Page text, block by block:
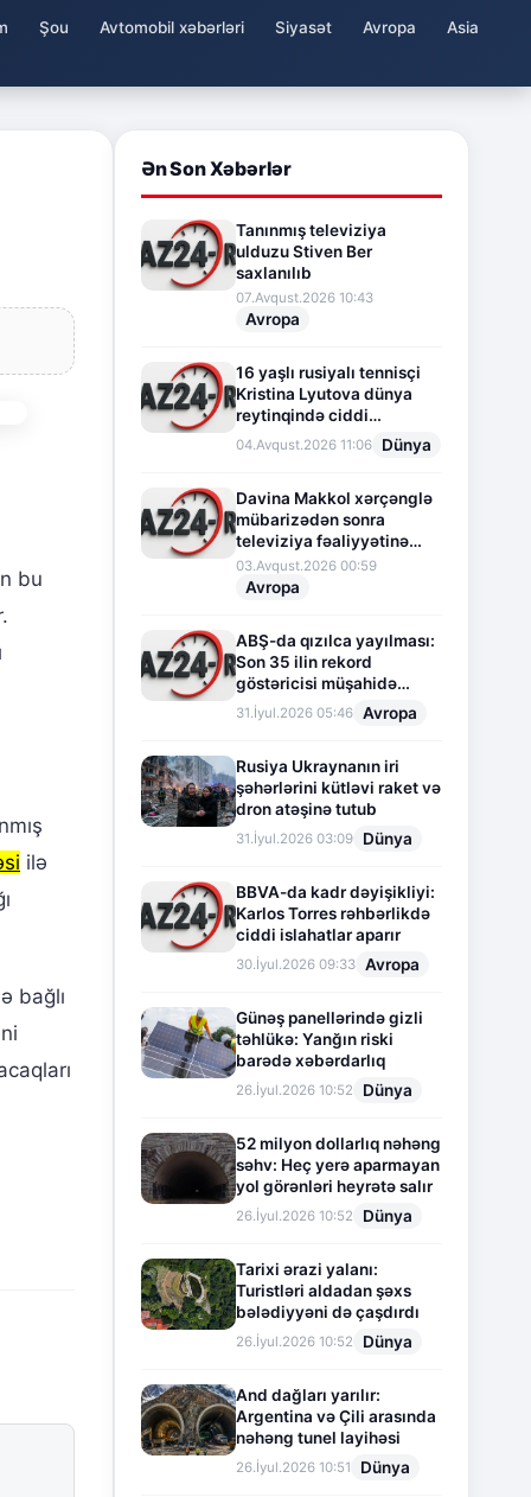
Şou Avtomobil xəbərləri Siyasət Avropa
Asia
bu
ilə
bağlı
Ən Son Xəbərlər
Tanınmış televiziya
ulduzu Stiven Ber
saxlanılıb
07.Avqust.2026 10:43
Avropa
16 yaşlı rusiyalı tennisçi
Kristina Lyutova dünya
reytinqində ciddi
irəliləyişə imza atdı
04.Avqust.2026 11:06 Dünya
Davina Makkol xərçənglə
mübarizədən sonra
televiziya fəaliyyətinə
fasilə verir
03.Avqust.2026 00:59
Avropa
ABŞ-da qızılca yayılması:
Son 35 ilin rekord
göstəricisi müşahidə
olunur
31.İyul.2026 05:46 Avropa
Rusiya Ukraynanın iri
şəhərlərini kütləvi raket və
dron atəşinə tutub
31.İyul.2026 03:09 Dünya
BBVA-da kadr dəyişikliyi:
Karlos Torres rəhbərlikdə
ciddi islahatlar aparır
30.İyul.2026 09:33 Avropa
Günəş panellərində gizli
təhlükə: Yanğın riski
barədə xəbərdarlıq
26.İyul.2026 10:52 Dünya
52 milyon dollarlıq nəhəng
səhv: Heç yerə aparmayan
yol görənləri heyrətə salır
26.İyul.2026 10:52 Dünya
Tarixi ərazi yalanı:
Turistləri aldadan şəxs
bələdiyyəni də çaşdırdı
26.İyul.2026 10:52 Dünya
And dağları yarılır:
Argentina və Çili arasında
nəhəng tunel layihəsi
26.İyul.2026 10:51 Dünya